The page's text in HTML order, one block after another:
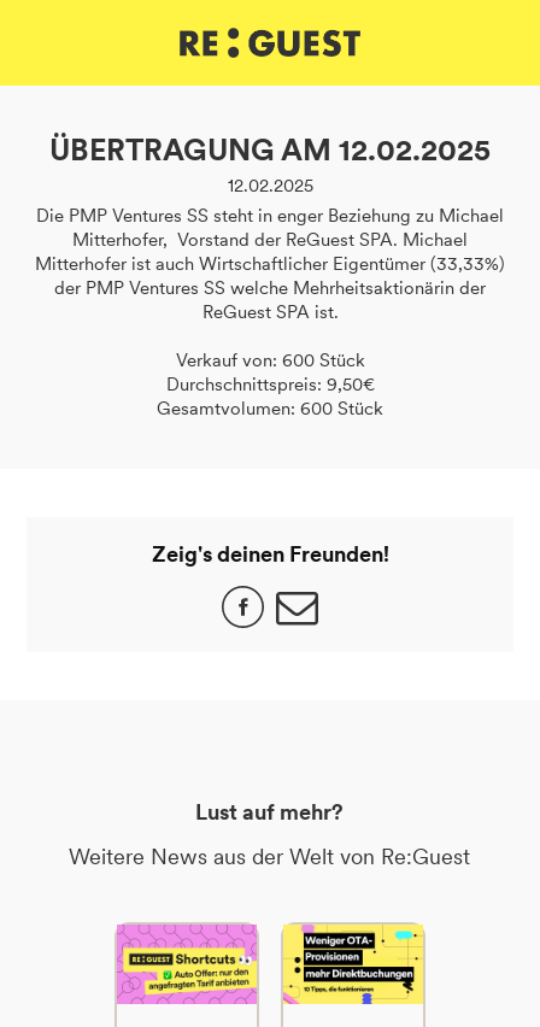
ÜBERTRAGUNG AM 12.02.2025
12.02.2025
Die PMP Ventures SS steht in enger Beziehung zu Michael
Mitterhofer, Vorstand der ReGuest SPA. Michael
Mitterhofer ist auch Wirtschaftlicher Eigentümer (33,33%)
der PMP Ventures SS welche Mehrheitsaktionärin der
ReGuest SPA ist.
Verkauf von: 600 Stück
Durchschnittspreis: 9,50€
Gesamtvolumen: 600 Stück
Zeig's deinen Freunden!
Lust auf mehr?
Weitere News aus der Welt von Re:Guest